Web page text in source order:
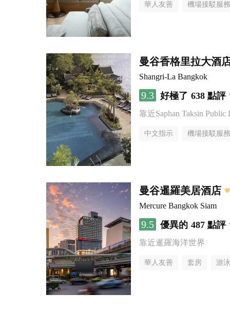
華人友善 機場接駁服務
曼谷香格里拉大酒
Shangri-La Bangkok
9.3 好極了 638 點評
靠近Saphan Taksin Public
中文指示 機場接駁服務
曼谷暹羅美居酒店
Mercure Bangkok Siam
9.5 優異的 487 點評
靠近暹羅海洋世界
華人友善 套房 游